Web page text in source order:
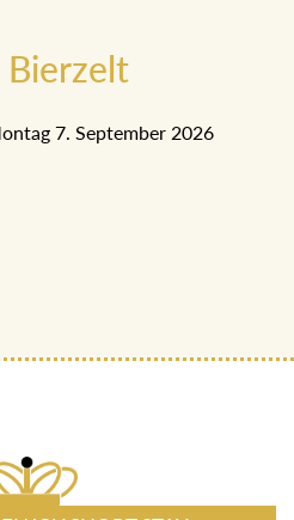
Bierzelt
7. September 2026